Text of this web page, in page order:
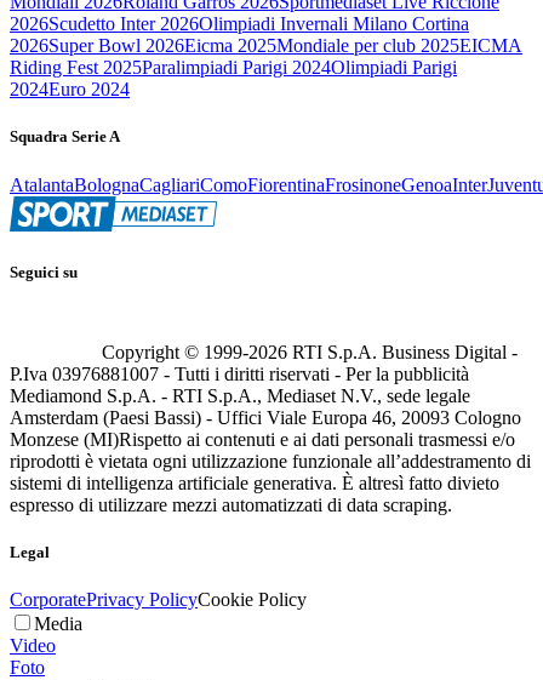
2026Scudetto Inter 2026Olimpiadi Invernali Milano Cortina
2026Super Bowl 2026Eicma 2025Mondiale per club 2025EICMA
Riding Fest 2025Paralimpiadi Parigi 2024Olimpiadi Parigi
2024Euro 2024
Squadra Serie A
AtalantaBolognaCagliariComoFiorentinaFrosinoneGenoaInter
Seguici su
Copyright © 1999-2026 RTI S.p.A. Business Digital -
P.Iva 03976881007 - Tutti i diritti riservati - Per la pubblicità
Mediamond S.p.A. - RTI S.p.A., Mediaset N.V., sede legale
Amsterdam (Paesi Bassi) - Uffici Viale Europa 46, 20093 Cologno
Monzese (MI)Rispetto ai contenuti e ai dati personali trasmessi e/o
riprodotti è vietata ogni utilizzazione funzionale all’addestramento di
sistemi di intelligenza artificiale generativa. È altresì fatto divieto
espresso di utilizzare mezzi automatizzati di data scraping.
Legal
CorporatePrivacy PolicyCookie Policy
Media
Video
Foto